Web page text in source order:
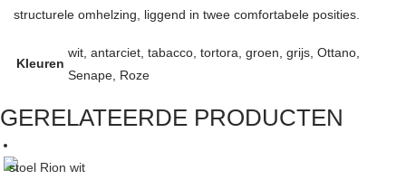
structurele omhelzing, liggend in twee comfortabele posities.
Kleuren
wit, antarciet, tabacco, tortora, groen, grijs, Ottano,
Senape, Roze
GERELATEERDE PRODUCTEN